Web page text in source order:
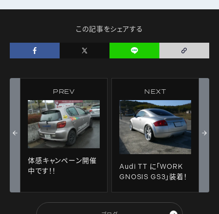
この記事をシェアする
PREV
体感キャンペーン開催
中です！！
NEXT
Audi TT に「WORK
GNOSIS GS3」装着！